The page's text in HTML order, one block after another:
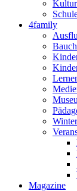
4family
Magazine